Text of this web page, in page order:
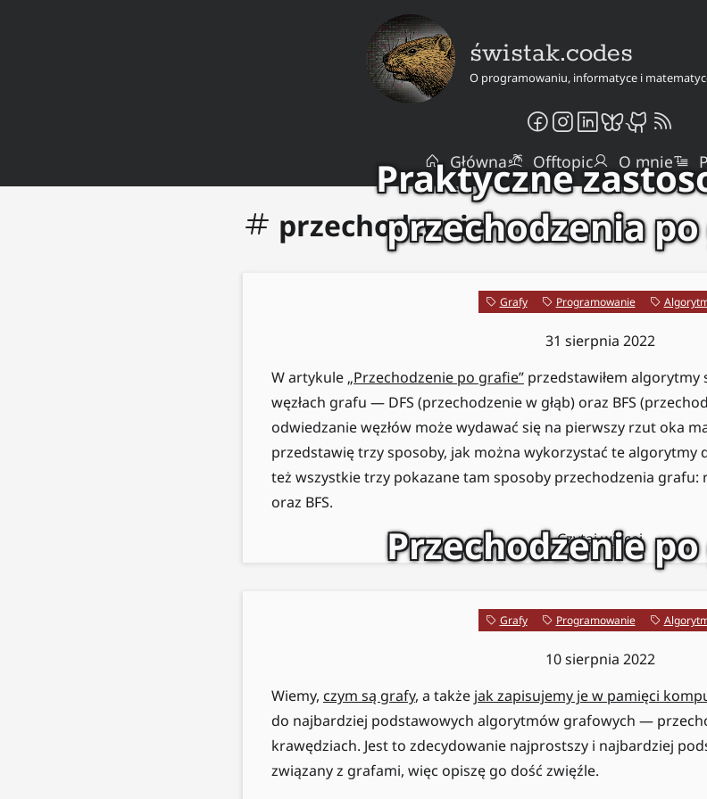
świstak.codes
O programowaniu, informatyce i
Główna Offtopic O mnie
przechodzenie
Praktyczne
przechodzenia
Grafy Programowanie
31 sierpnia 2022
W artykule „Przechodzenie po grafie” przedstawiłem algorytmy
węzłach grafu — DFS (przechodzenie w głąb) oraz BFS
odwiedzanie węzłów może wydawać się na pierwszy rzut oka
przedstawię trzy sposoby, jak można wykorzystać te algorytmy
też wszystkie trzy pokazane tam sposoby przechodzenia grafu:
oraz BFS.
Czytaj więcej
Przechodzenie
Grafy Programowanie
10 sierpnia 2022
Wiemy, czym są grafy, a także jak zapisujemy je w pamięci
do najbardziej podstawowych algorytmów grafowych —
krawędziach. Jest to zdecydowanie najprostszy i najbardziej
związany z grafami, więc opiszę go dość zwięźle.